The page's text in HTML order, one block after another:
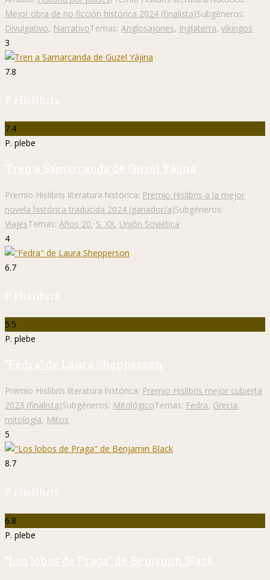
Mejor obra de no ficción histórica 2024 (finalista)Subgéneros:
Divulgativo, NarrativoTemas: Anglosajones, Inglaterra, vikingos
3
7.8
P. Hislibris
7.4
P. plebe
Tren a Samarcanda de Guzel Yájina
Premio Hislibris literatura histórica: Premio Hislibris a la mejor
novela histórica traducida 2024 (ganador/a)Subgéneros:
ViajesTemas: Años 20, S. XX, Unión Soviética
4
6.7
P. Hislibris
5.5
P. plebe
"Fedra" de Laura Shepperson
Premio Hislibris literatura histórica: Premio Hislibris mejor cubierta
2023 (finalista)Subgéneros: MitológicoTemas: Fedra, Grecia,
mitología, Mitos
5
8.7
P. Hislibris
6.8
P. plebe
"Los lobos de Praga" de Benjamin Black